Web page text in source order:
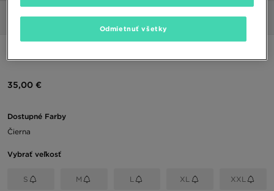
Obrázky Video
35,00 €
Dostupné Farby
Čierna
Vybrať veľkosť
S M L XL XXL
Odmietnuť všetky